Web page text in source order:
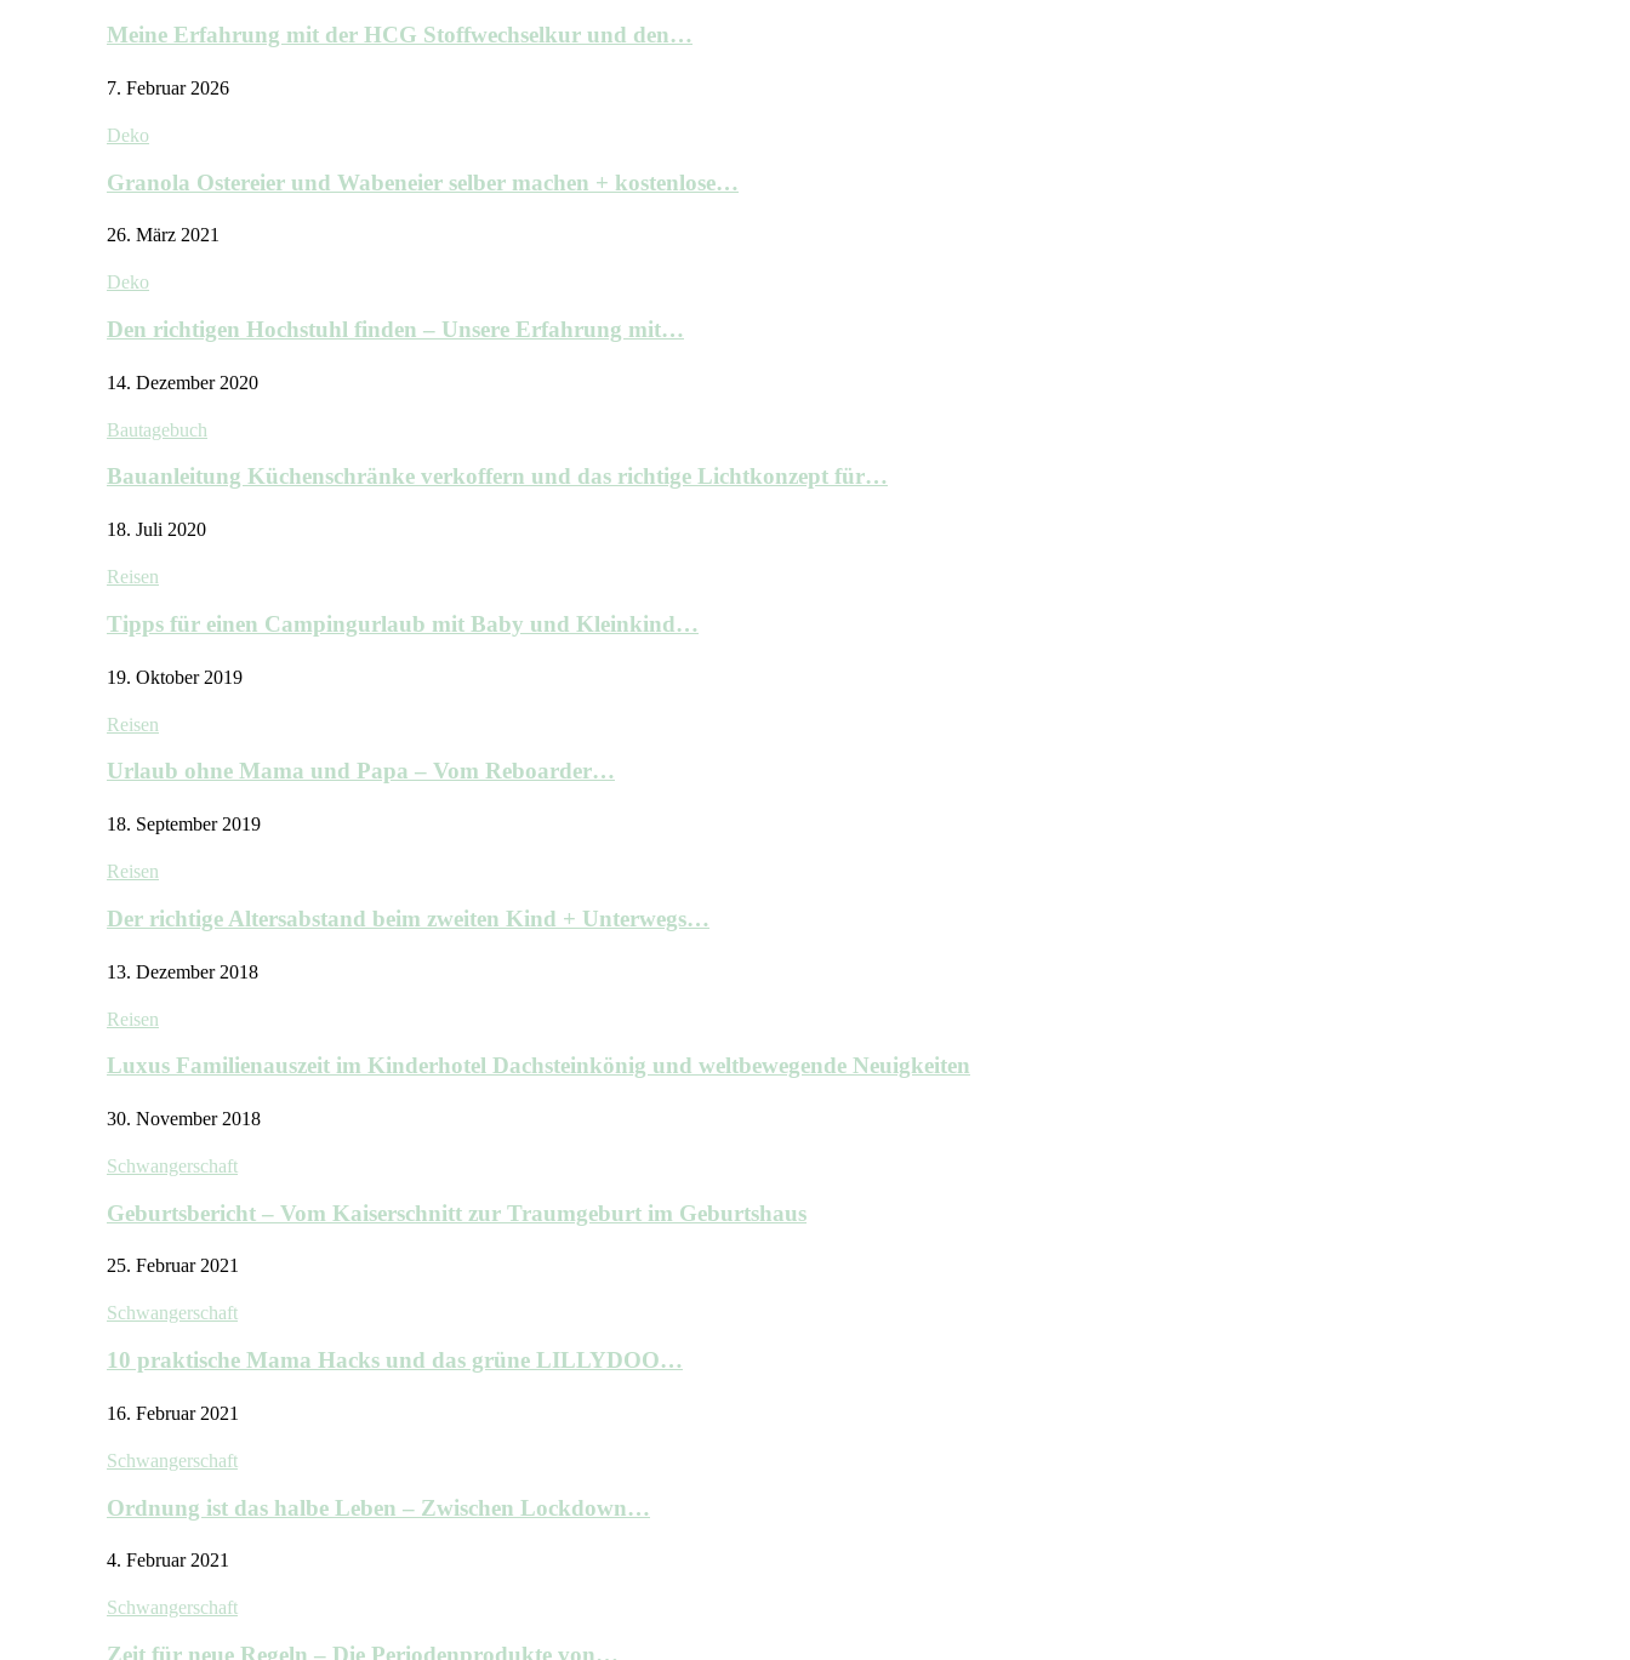
Meine Erfahrung mit der HCG Stoffwechselkur und den…
7. Februar 2026
Deko
Granola Ostereier und Wabeneier selber machen + kostenlose…
26. März 2021
Deko
Den richtigen Hochstuhl finden – Unsere Erfahrung mit…
14. Dezember 2020
Bautagebuch
Bauanleitung Küchenschränke verkoffern und das richtige Lichtkonzept für…
18. Juli 2020
Reisen
Tipps für einen Campingurlaub mit Baby und Kleinkind…
19. Oktober 2019
Reisen
Urlaub ohne Mama und Papa – Vom Reboarder…
18. September 2019
Reisen
Der richtige Altersabstand beim zweiten Kind + Unterwegs…
13. Dezember 2018
Reisen
Luxus Familienauszeit im Kinderhotel Dachsteinkönig und weltbewegende Neuigkeiten
30. November 2018
Schwangerschaft
Geburtsbericht – Vom Kaiserschnitt zur Traumgeburt im Geburtshaus
25. Februar 2021
Schwangerschaft
10 praktische Mama Hacks und das grüne LILLYDOO…
16. Februar 2021
Schwangerschaft
Ordnung ist das halbe Leben – Zwischen Lockdown…
4. Februar 2021
Schwangerschaft
Zeit für neue Regeln – Die Periodenprodukte von…